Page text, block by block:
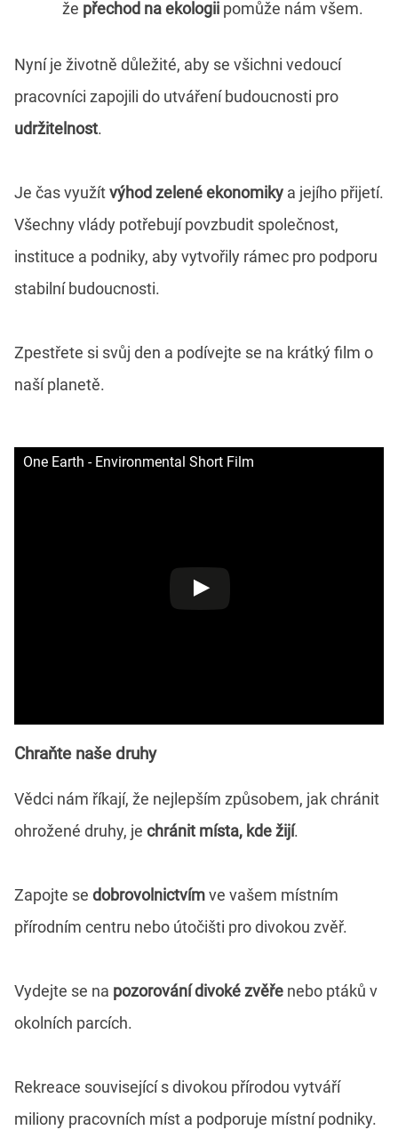
že přechod na ekologii pomůže nám všem.
Nyní je životně důležité, aby se všichni vedoucí
pracovníci zapojili do utváření budoucnosti pro
udržitelnost.
Je čas využítvýhod zelené ekonomiky a jejího přijetí.
Všechny vlády potřebují povzbudit společnost,
instituce a podniky, aby vytvořily rámec pro podporu
stabilní budoucnosti.
Zpestřete si svůj den a podívejte se na krátký film o
naší planetě.
One Earth - Environmental Short Film
Chraňte naše druhy
Vědci nám říkají, že nejlepším způsobem, jak chránit
ohrožené druhy, je chránit místa, kde žijí.
Zapojte se dobrovolnictvímve vašem místním
přírodním centru nebo útočišti pro divokou zvěř.
Vydejte se na pozorování divoké zvěře nebo ptáků v
okolních parcích.
Rekreace související s divokou přírodou vytváří
miliony pracovních míst a podporuje místní podniky.